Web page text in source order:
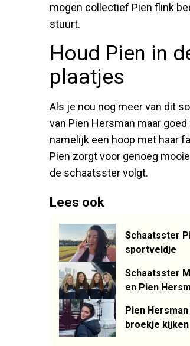
mogen collectief Pien flink
stuurt.
Houd Pien in
plaatjes
Als je nou nog meer van dit
van Pien Hersman maar
namelijk een hoop met haar
Pien zorgt voor genoeg
de schaatsster volgt.
Lees ook
Schaatsster
sportveldje
Schaatsster
en Pien
Pien
broekje kijken